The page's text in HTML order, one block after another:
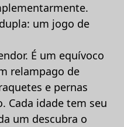
um jogo de
É um equívoco
relampago de
e pernas
Cada idade tem seu
um descubra o